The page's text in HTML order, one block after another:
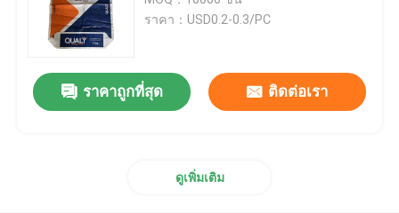
ถุงกระดาษมัลติวอลล์
ถุงจัมโบ้ซีเมนต์
ราคา：USD0.2-0.3/PC
ราคาถูกที่สุด ติดต่อเรา
ดูเพิ่มเติม